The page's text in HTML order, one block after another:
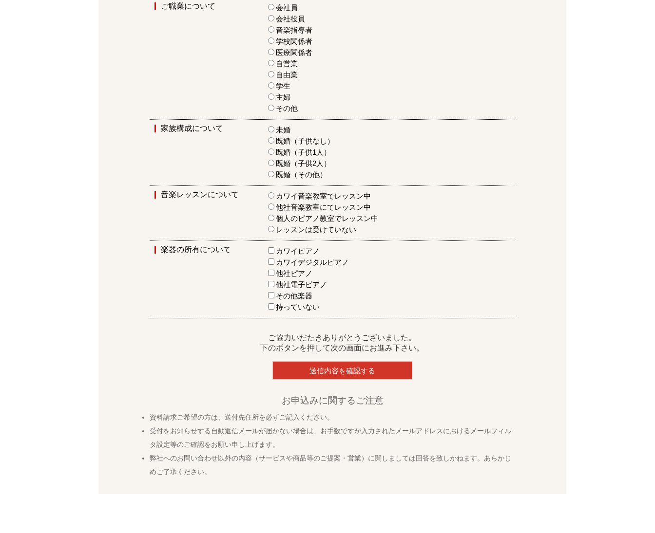
ご職業について
会社員
会社役員
音楽指導者
学校関係者
医療関係者
自営業
自由業
学生
主婦
その他
家族構成について
未婚
既婚（子供なし）
既婚（子供1人）
既婚（子供2人）
既婚（その他）
音楽レッスンについて
カワイ音楽教室でレッスン中
他社音楽教室にてレッスン中
個人のピアノ教室でレッスン中
レッスンは受けていない
楽器の所有について
カワイピアノ
カワイデジタルピアノ
他社ピアノ
他社電子ピアノ
その他楽器
持っていない
ご協力いだたきありがとうございました。
下のボタンを押して次の画面にお進み下さい。
お申込みに関するご注意
資料請求ご希望の方は、送付先住所を必ずご記入ください。
受付をお知らせする自動返信メールが届かない場合は、お手数ですが入力されたメールアドレスにおけるメールフィル
タ設定等のご確認をお願い申し上げます。
弊社へのお問い合わせ以外の内容（サービスや商品等のご提案・営業）に関しましては回答を致しかねます。あらかじ
めご了承ください。